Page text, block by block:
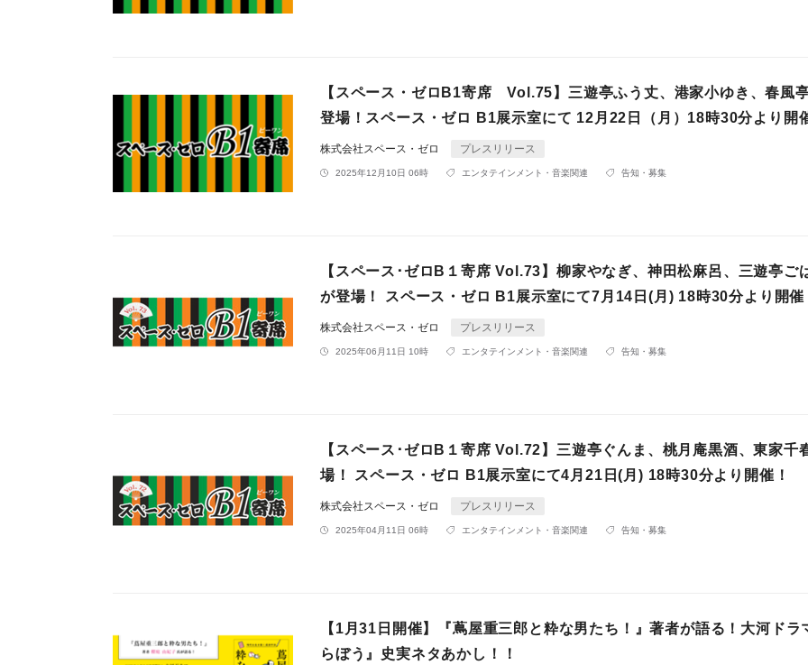
【スペース・ゼロB1寄席 Vol.75】三遊亭ふう丈、港家小ゆき、春風
登場！スペース・ゼロ B1展示室にて 12月22日（月）18時30分より開
株式会社スペース・ゼロ プレスリリース
2025年12月10日 06時 エンタテインメント・音楽関連 告知・募集
【スペース･ゼロB１寄席 Vol.73】柳家やなぎ、神田松麻呂、三遊亭ご
が登場！ スペース・ゼロ B1展示室にて7月14日(月) 18時30分より開催
株式会社スペース・ゼロ プレスリリース
2025年06月11日 10時 エンタテインメント・音楽関連 告知・募集
【スペース･ゼロB１寄席 Vol.72】三遊亭ぐんま、桃月庵黒酒、東家千
場！ スペース・ゼロ B1展示室にて4月21日(月) 18時30分より開催！
株式会社スペース・ゼロ プレスリリース
2025年04月11日 06時 エンタテインメント・音楽関連 告知・募集
【1月31日開催】『蔦屋重三郎と粋な男たち！』著者が語る！大河ドラ
らぼう』史実ネタあかし！！